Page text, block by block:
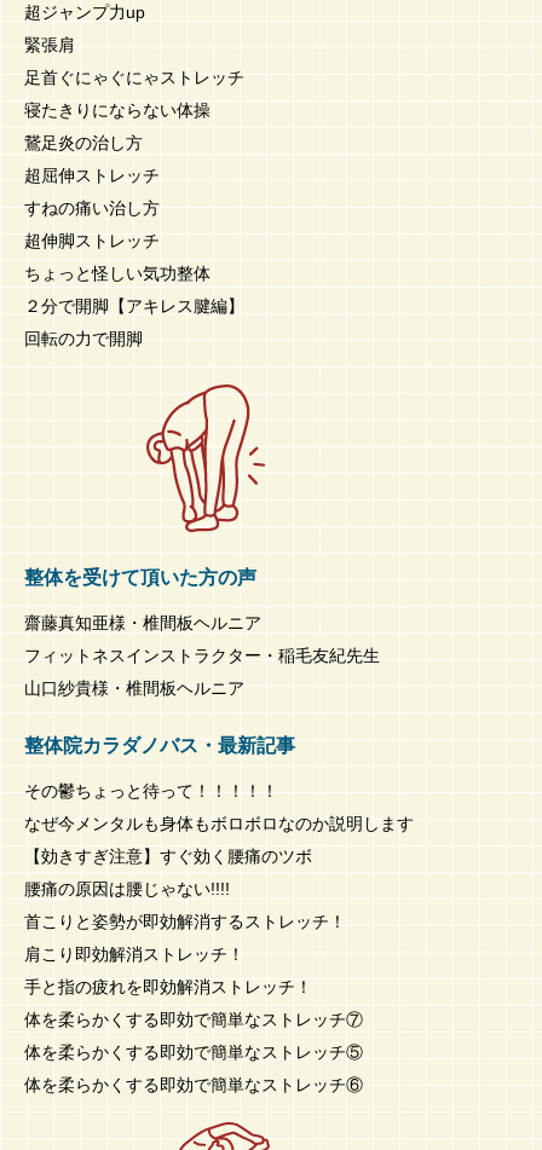
超ジャンプ力up
緊張肩
足首ぐにゃぐにゃストレッチ
寝たきりにならない体操
鵞足炎の治し方
超屈伸ストレッチ
すねの痛い治し方
超伸脚ストレッチ
ちょっと怪しい気功整体
２分で開脚【アキレス腱編】
回転の力で開脚
整体を受けて頂いた方の声
齋藤真知亜様・椎間板ヘルニア
フィットネスインストラクター・稲毛友紀先生
山口紗貴様・椎間板ヘルニア
整体院カラダノバス・最新記事
その鬱ちょっと待って！！！！！
なぜ今メンタルも身体もボロボロなのか説明します
【効きすぎ注意】すぐ効く腰痛のツボ
腰痛の原因は腰じゃない!!!!
首こりと姿勢が即効解消するストレッチ！
肩こり即効解消ストレッチ！
手と指の疲れを即効解消ストレッチ！
体を柔らかくする即効で簡単なストレッチ⑦
体を柔らかくする即効で簡単なストレッチ⑤
体を柔らかくする即効で簡単なストレッチ⑥